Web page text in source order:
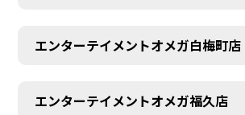
エンターテイメントオメガ白梅町店
エンターテイメントオメガ福久店